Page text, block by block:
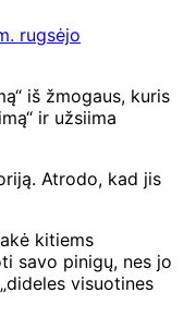
rugsėjo
iš žmogaus, kuris
ir užsiima
Atrodo, kad jis
kitiems
savo pinigų, nes jo
visuotines